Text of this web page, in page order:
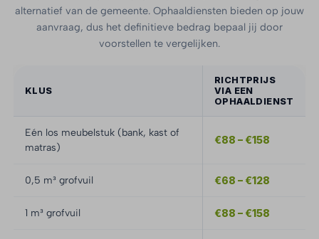
alternatief van de gemeente. Ophaaldiensten bieden op jouw
aanvraag, dus het definitieve bedrag bepaal jij door
voorstellen te vergelijken.
KLUS
RICHTPRIJS
VIA EEN
OPHAALDIENST
Eén los meubelstuk (bank, kast of
matras)
€88 – €158
0,5 m³ grofvuil €68 – €128
1 m³ grofvuil €88 – €158